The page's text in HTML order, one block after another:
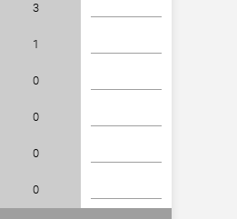
3
1
0
0
0
0